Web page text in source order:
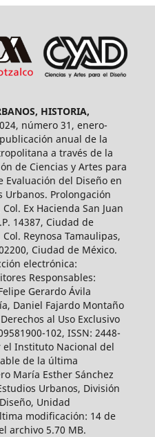
HISTORIA,
número 31, enero-
anual de la
a través de la
de Ciencias y Artes para
Evaluación del Diseño en
Urbanos. Prolongación
Ex Hacienda San Juan
14387, Ciudad de
Reynosa Tamaulipas,
Ciudad de México.
electrónica:
Responsables:
Gerardo Ávila
Daniel Fajardo Montaño
al Uso Exclusivo
102, ISSN: 2448-
el Instituto Nacional del
de la última
María Esther Sánchez
Urbanos, División
Unidad
modificación: 14 de
archivo 5.70 MB.